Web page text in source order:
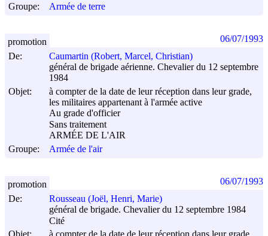
Groupe:
Armée de terre
De:
Caumartin (Robert, Marcel, Christian)
général de brigade aérienne. Chevalier du 12 septembre
1984
Objet:
à compter de la date de leur réception dans leur grade,
les militaires appartenant à l'armée active
Au grade d'officier
Sans traitement
ARMÉE DE L'AIR
Groupe:
Armée de l'air
promotion 06/07/1993
De:
Rousseau (Joël, Henri, Marie)
général de brigade. Chevalier du 12 septembre 1984
Cité
Objet:
à compter de la date de leur réception dans leur grade,
promotion 06/07/1993